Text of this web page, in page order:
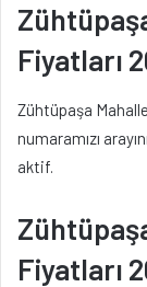
Fiyatları
Zühtüpaşa
numaramızı
aktif.
Fiyatları